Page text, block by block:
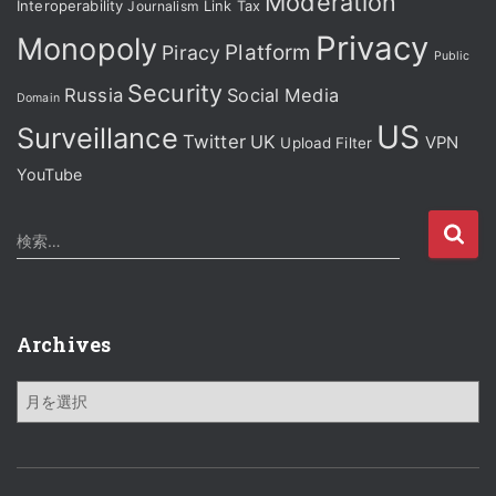
Interoperability Journalism Link Tax
Monopoly Piracy Platform Privacy Public
Domain Russia Security Social Media
Surveillance Twitter UK Upload Filter US VPN
YouTube
検
索
検索…
Archives
h